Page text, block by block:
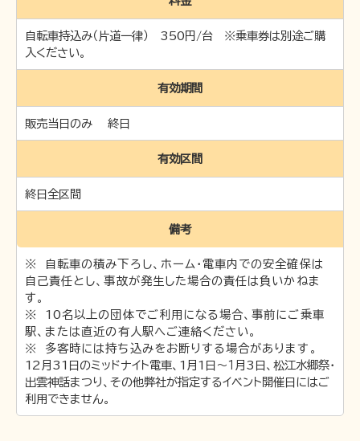
〒691-0001 島根県出雲市平田町2226
時刻･運賃･お忘れ物等のお問い合わせ
松江しんじ湖温泉駅 TEL 0852-21-2429
雲州平田駅 TEL 0852-21-2429
川跡駅 TEL 0852-21-2429
電鉄出雲市駅 TEL 0852-21-2429
出雲大社前駅 TEL 0852-21-2429
自転車持込み（片道一律） 350円/台 ※乗車券は別途ご購
入ください。
有効期間
販売当日のみ 終日
有効区間
終日全区間
備考
自転車の積み下ろし、ホーム・電車内での安全確保は
自己責任とし、事故が発生した場合の責任は負いかねま
す。
10名以上の団体でご利用になる場合、事前にご乗車
駅、または直近の有人駅へご連絡ください。
多客時には持ち込みをお断りする場合があります。
12月31日のミッドナイト電車、1月1日～１月3日、松江水郷祭・
出雲神話まつり、その他弊社が指定するイベント開催日にはご
利用できません。